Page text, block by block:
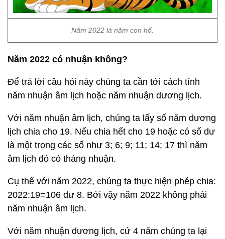
Năm 2022 là năm con hổ.
Năm 2022 có nhuận không?
Để trả lời câu hỏi này chúng ta cần tới cách tính
năm nhuận âm lịch hoặc năm nhuận dương lịch.
Với năm nhuận âm lịch, chúng ta lấy số năm dương
lịch chia cho 19. Nếu chia hết cho 19 hoặc có số dư
là một trong các số như 3; 6; 9; 11; 14; 17 thì năm
âm lịch đó có tháng nhuận.
Cụ thể với năm 2022, chúng ta thực hiện phép chia:
2022:19=106 dư 8. Bởi vậy năm 2022 không phải
năm nhuận âm lịch.
Với năm nhuận dương lịch, cứ 4 năm chúng ta lại